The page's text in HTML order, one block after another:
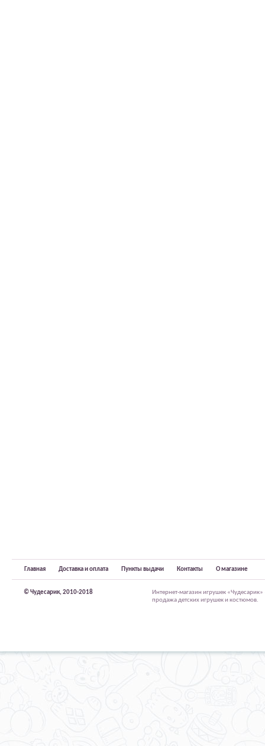
Главная Доставка и оплата Пункты выдачи Контакты О магазине
© Чудесарик, 2010-2018
Интернет-магазин игрушек
продажа детских игрушек и костюмов.